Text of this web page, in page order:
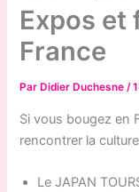
Expos et
France
Par Didier Duchesne/
Si vous bougez en
rencontrer la
Le JAPAN